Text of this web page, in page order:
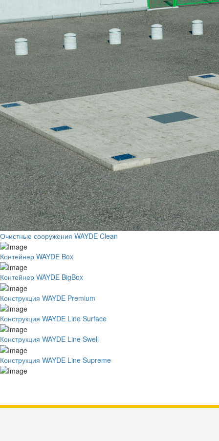
Очистные сооружения WAYDE Clean
Контейнер WAYDE Box
Контейнер WAYDE BigBox
Конструкция WAYDE Premium
Конструкция WAYDE Line Surface
Конструкция WAYDE Line Swell
Конструкция WAYDE Line Supreme